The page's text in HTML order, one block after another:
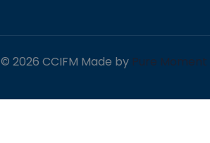
© 2026 CCIFM Made by Pure Moment